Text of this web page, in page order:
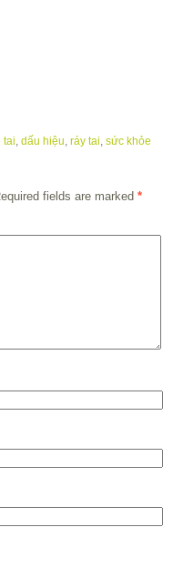
tai dấu hiệu ráy tai sức khỏe
fields are marked *